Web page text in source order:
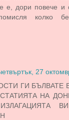
е, дори повече и
колко
27
ГИ БЪЛВАТЕ
НА